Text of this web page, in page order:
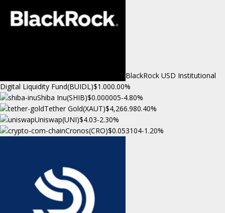
BlackRock USD Institutional
Digital Liquidity Fund(BUIDL)$1.000.00%
Shiba Inu(SHIB)$0.000005-4.80%
Tether Gold(XAUT)$4,266.980.40%
Uniswap(UNI)$4.03-2.30%
Cronos(CRO)$0.053104-1.20%